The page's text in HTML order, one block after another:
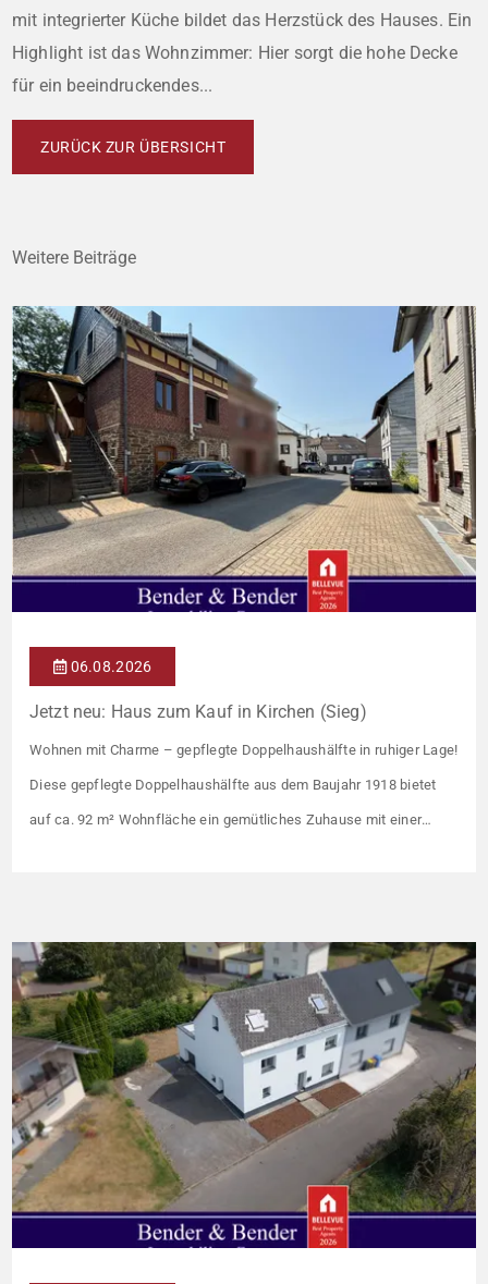
mit integrierter Küche bildet das Herzstück des Hauses. Ein
Highlight ist das Wohnzimmer: Hier sorgt die hohe Decke
für ein beeindruckendes...
ZURÜCK ZUR ÜBERSICHT
Weitere Beiträge
06.08.2026
Jetzt neu: Haus zum Kauf in Kirchen (Sieg)
Wohnen mit Charme – gepflegte Doppelhaushälfte in ruhiger Lage!
Diese gepflegte Doppelhaushälfte aus dem Baujahr 1918 bietet
auf ca. 92 m² Wohnfläche ein gemütliches Zuhause mit einer
Zustand. Ein […]